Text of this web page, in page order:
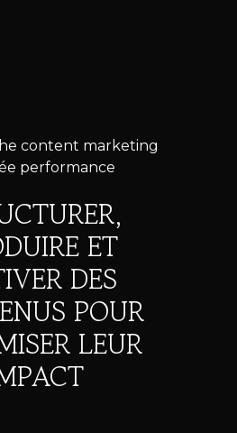
content marketing
performance
ET
DES
POUR
LEUR